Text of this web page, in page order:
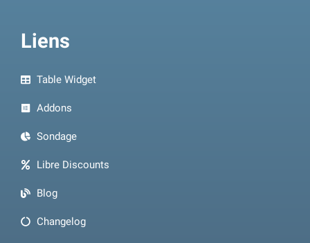
Liens
Table Widget
Addons
Sondage
Libre Discounts
Blog
Changelog